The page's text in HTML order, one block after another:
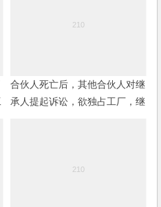
合伙人死亡后，其他合伙人对继
承人提起诉讼，欲独占工厂，继